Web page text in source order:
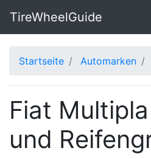
TireWheelGuide
Startseite Automarken
Fiat
und